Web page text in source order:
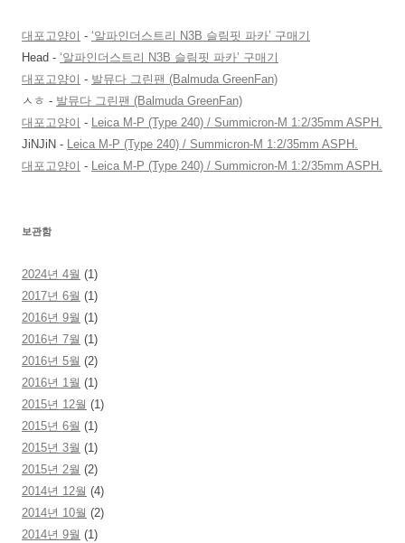
대포고양이 - ‘알파인더스트리 N3B 슬림핏 파카’ 구매기
Head - ‘알파인더스트리 N3B 슬림핏 파카’ 구매기
대포고양이 - 발뮤다 그린팬 (Balmuda GreenFan)
ㅅㅎ - 발뮤다 그린팬 (Balmuda GreenFan)
대포고양이 - Leica M-P (Type 240) / Summicron-M 1:2/35mm ASPH.
JiNJiN - Leica M-P (Type 240) / Summicron-M 1:2/35mm ASPH.
대포고양이 - Leica M-P (Type 240) / Summicron-M 1:2/35mm ASPH.
보관함
2024년 4월 (1)
2017년 6월 (1)
2016년 9월 (1)
2016년 7월 (1)
2016년 5월 (2)
2016년 1월 (1)
2015년 12월 (1)
2015년 6월 (1)
2015년 3월 (1)
2015년 2월 (2)
2014년 12월 (4)
2014년 10월 (2)
2014년 9월 (1)